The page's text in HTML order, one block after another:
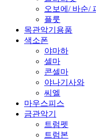
오보에/ 바순/
플룻
목관악기용품
색소폰
야마하
셀마
콘셀마
야나기사와
씨엘
마우스피스
금관악기
트럼펫
트럼본